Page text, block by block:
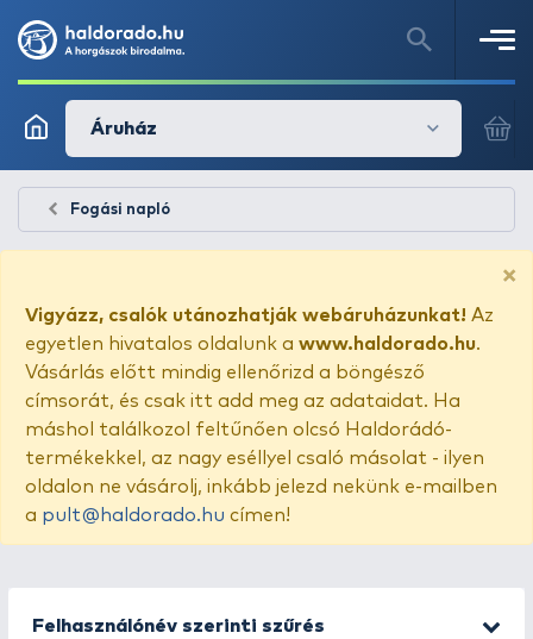
Áruház
Fogási napló
×
Vigyázz, csalók utánozhatják webáruházunkat! Az
egyetlen hivatalos oldalunk a www.haldorado.hu.
Vásárlás előtt mindig ellenőrizd a böngésző
címsorát, és csak itt add meg az adataidat. Ha
máshol találkozol feltűnően olcsó Haldorádó-
termékekkel, az nagy eséllyel csaló másolat - ilyen
oldalon ne vásárolj, inkább jelezd nekünk e-mailben
a pult@haldorado.hu címen!
Felhasználónév szerinti szűrés